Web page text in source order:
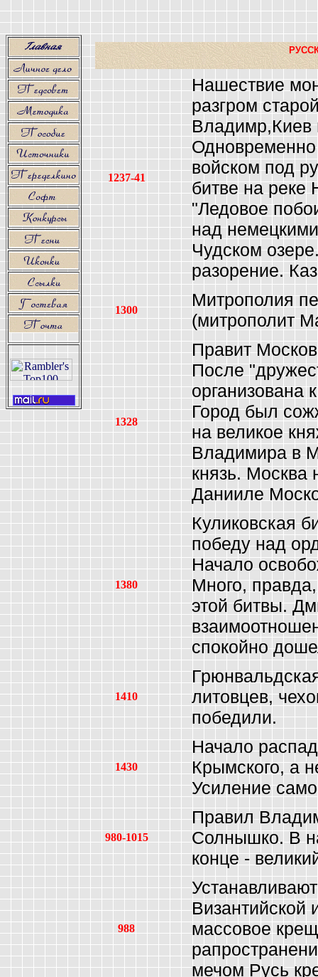
1237-41
Нашествие
разгром
Владимр,Киев
войском под
битве на реке
"Ледовое
над
Чудском
разорение.
1300
Митрополия
(митрополит
1328
Правит
После
организована
Город был
на великое
Владимира в
князь. Москва
Данииле
1380
Куликовская
победу над
Начало
Много,
этой битвы.
спокойно
1410
литовцев,
победили.
1430
Начало
Крымского, а
Усиление
980-1015
Правил
Солнышко. В
конце -
988
массовое
мечом Русь